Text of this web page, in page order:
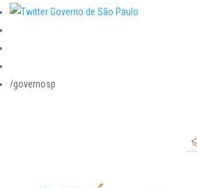
/governosp